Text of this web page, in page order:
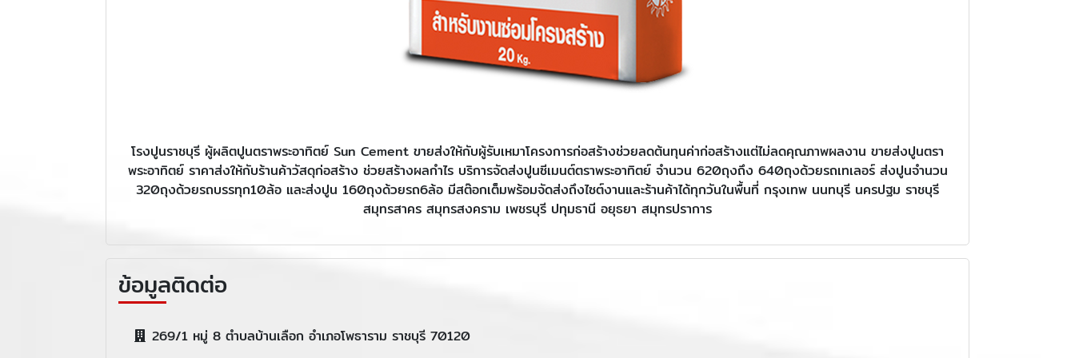
โรงปูนราชบุรี ผู้ผลิตปูนตราพระอาทิตย์ Sun Cement ขายส่งให้กับผู้รับเหมาโครงการก่อสร้างช่วยลดต้นทุนค่าก่อสร้างแต่ไม่ลดคุณภาพผลงาน ขายส่งปูนตรา
พระอาทิตย์ ราคาส่งให้กับร้านค้าวัสดุก่อสร้าง ช่วยสร้างผลกำไร บริการจัดส่งปูนซีเมนต์ตราพระอาทิตย์ จำนวน 620ถุงถึง 640ถุงด้วยรถเทเลอร์ ส่งปูนจำนวน
320ถุงด้วยรถบรรทุก10ล้อ และส่งปูน 160ถุงด้วยรถ6ล้อ มีสต๊อกเต็มพร้อมจัดส่งถึงไซต์งานและร้านค้าได้ทุกวันในพื้นที่ กรุงเทพ นนทบุรี นครปฐม ราชบุรี
สมุทรสาคร สมุทรสงคราม เพชรบุรี ปทุมธานี อยุธยา สมุทรปราการ
ข้อมูลติดต่อ
269/1 หมู่ 8 ตำบลบ้านเลือก อำเภอโพธาราม ราชบุรี 70120